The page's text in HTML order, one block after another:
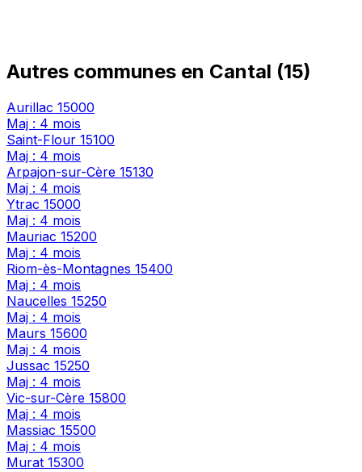
Autres communes en Cantal (15)
Aurillac 15000
Maj : 4 mois
Saint-Flour 15100
Maj : 4 mois
Arpajon-sur-Cère 15130
Maj : 4 mois
Ytrac 15000
Maj : 4 mois
Mauriac 15200
Maj : 4 mois
Riom-ès-Montagnes 15400
Maj : 4 mois
Naucelles 15250
Maj : 4 mois
Maurs 15600
Maj : 4 mois
Jussac 15250
Maj : 4 mois
Vic-sur-Cère 15800
Maj : 4 mois
Massiac 15500
Maj : 4 mois
Murat 15300